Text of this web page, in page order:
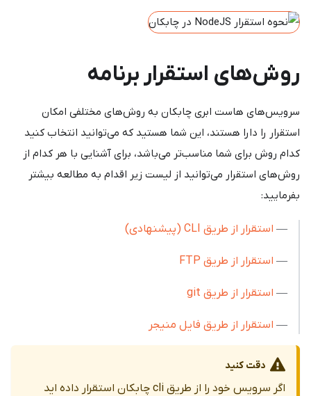
روش‌های استقرار برنامه
سرویس‌های هاست ابری چابکان به روش‌های مختلفی امکان
استقرار را دارا هستند، این شما هستید که می‌توانید انتخاب کنید
کدام روش برای شما مناسب‌تر می‌باشد، برای آشنایی با هر کدام از
روش‌های استقرار می‌توانید از لیست زیر اقدام به مطالعه بیشتر
بفرمایید:
— استقرار از طریق CLI (پیشنهادی)
— استقرار از طریق FTP
— استقرار از طریق git
— استقرار از طریق فایل منیجر
دقت کنید
اگر سرویس خود را از طریق cli چابکان استقرار داده اید